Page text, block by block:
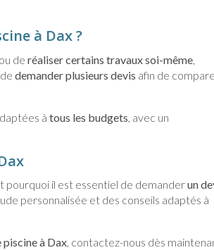
à Dax ?
ou de réaliser certains travaux soi-même
demander plusieurs devis afin de
à tous les budgets , avec un
pourquoi il est essentiel de demanderun
personnalisée et des conseils adaptés à
à Dax, contactez-nous dès